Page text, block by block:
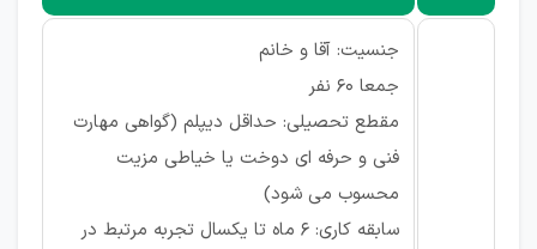
جنسیت: آقا و خانم
جمعا 60 نفر
مقطع تحصیلی: حداقل دیپلم (گواهی مهارت
فنی و حرفه ای دوخت یا خیاطی مزیت
محسوب می شود)
سابقه کاری: 6 ماه تا یکسال تجربه مرتبط در